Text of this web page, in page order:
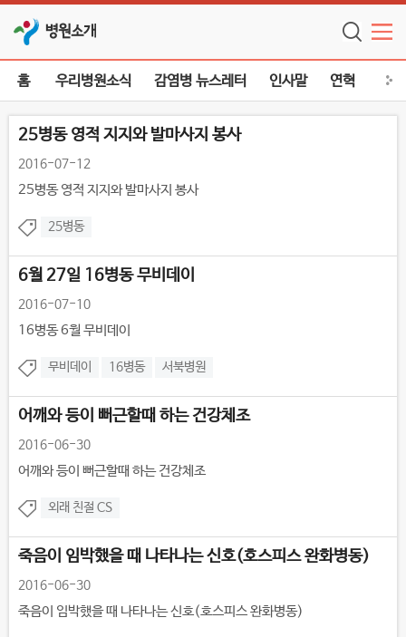
병원소개
홈 우리병원소식 감염병 뉴스레터 인사말 연혁 미
25병동 영적 지지와 발마사지 봉사
2016-07-12
25병동 영적 지지와 발마사지 봉사
25병동
6월 27일 16병동 무비데이
2016-07-10
16병동 6월 무비데이
무비데이 16병동 서북병원
어깨와 등이 뻐근할때 하는 건강체조
2016-06-30
어깨와 등이 뻐근할때 하는 건강체조
외래 친절 CS
죽음이 임박했을 때 나타나는 신호(호스피스 완화병동)
2016-06-30
죽음이 임박했을 때 나타나는 신호(호스피스 완화병동)